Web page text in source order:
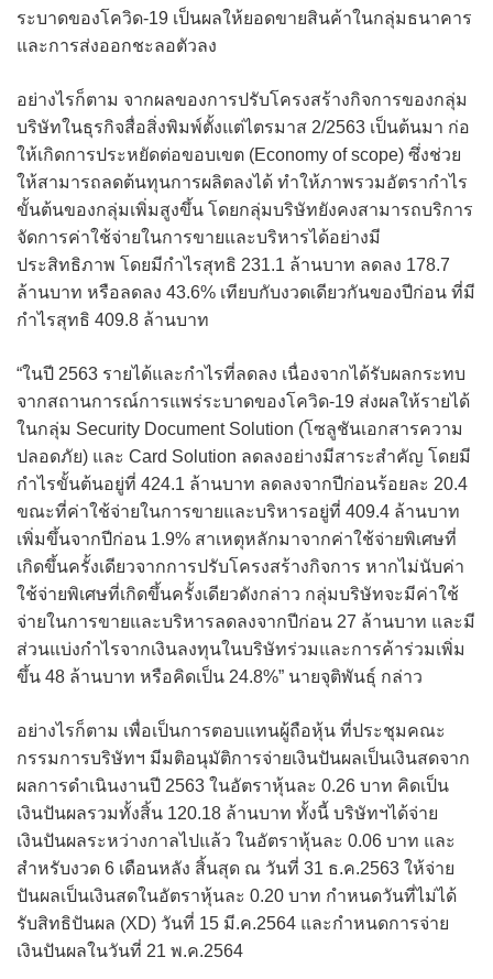
ระบาดของโควิด-19 เป็นผลให้ยอดขายสินค้าในกลุ่มธนาคาร
และการส่งออกชะลอตัวลง
อย่างไรก็ตาม จากผลของการปรับโครงสร้างกิจการของกลุ่ม
บริษัทในธุรกิจสื่อสิ่งพิมพ์ตั้งแต่ไตรมาส 2/2563 เป็นต้นมา ก่อ
ให้เกิดการประหยัดต่อขอบเขต (Economy of scope) ซึ่งช่วย
ให้สามารถลดต้นทุนการผลิตลงได้ ทำให้ภาพรวมอัตรากำไร
ขั้นต้นของกลุ่มเพิ่มสูงขึ้น โดยกลุ่มบริษัทยังคงสามารถบริการ
จัดการค่าใช้จ่ายในการขายและบริหารได้อย่างมี
ประสิทธิภาพ โดยมีกำไรสุทธิ 231.1 ล้านบาท ลดลง 178.7
ล้านบาท หรือลดลง 43.6% เทียบกับงวดเดียวกันของปีก่อน ที่มี
กำไรสุทธิ 409.8 ล้านบาท
“ในปี 2563 รายได้และกำไรที่ลดลง เนื่องจากได้รับผลกระทบ
จากสถานการณ์การแพร่ระบาดของโควิด-19 ส่งผลให้รายได้
ในกลุ่ม Security Document Solution (โซลูชันเอกสารความ
ปลอดภัย) และ Card Solution ลดลงอย่างมีสาระสำคัญ โดยมี
กำไรขั้นต้นอยู่ที่ 424.1 ล้านบาท ลดลงจากปีก่อนร้อยละ 20.4
ขณะที่ค่าใช้จ่ายในการขายและบริหารอยู่ที่ 409.4 ล้านบาท
เพิ่มขึ้นจากปีก่อน 1.9% สาเหตุหลักมาจากค่าใช้จ่ายพิเศษที่
เกิดขึ้นครั้งเดียวจากการปรับโครงสร้างกิจการ หากไม่นับค่า
ใช้จ่ายพิเศษที่เกิดขึ้นครั้งเดียวดังกล่าว กลุ่มบริษัทจะมีค่าใช้
จ่ายในการขายและบริหารลดลงจากปีก่อน 27 ล้านบาท และมี
ส่วนแบ่งกำไรจากเงินลงทุนในบริษัทร่วมและการค้าร่วมเพิ่ม
ขึ้น 48 ล้านบาท หรือคิดเป็น 24.8%” นายจุติพันธุ์ กล่าว
อย่างไรก็ตาม เพื่อเป็นการตอบแทนผู้ถือหุ้น ที่ประชุมคณะ
กรรมการบริษัทฯ มีมติอนุมัติการจ่ายเงินปันผลเป็นเงินสดจาก
ผลการดำเนินงานปี 2563 ในอัตราหุ้นละ 0.26 บาท คิดเป็น
เงินปันผลรวมทั้งสิ้น 120.18 ล้านบาท ทั้งนี้ บริษัทฯได้จ่าย
เงินปันผลระหว่างกาลไปแล้ว ในอัตราหุ้นละ 0.06 บาท และ
สำหรับงวด 6 เดือนหลัง สิ้นสุด ณ วันที่ 31 ธ.ค.2563 ให้จ่าย
ปันผลเป็นเงินสดในอัตราหุ้นละ 0.20 บาท กำหนดวันที่ไม่ได้
รับสิทธิปันผล (XD) วันที่ 15 มี.ค.2564 และกำหนดการจ่าย
เงินปันผลในวันที่ 21 พ.ค.2564